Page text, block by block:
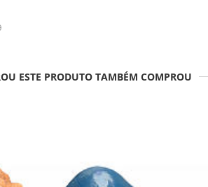
ESTE PRODUTO TAMBÉM COMPROU